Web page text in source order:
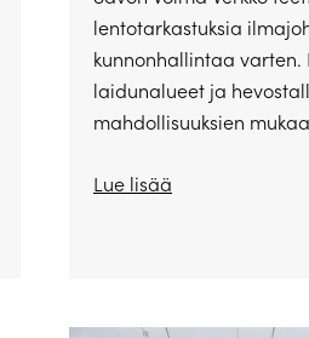
lentotarkastuksia
kunnonhallintaa varten.
laidunalueet ja
mahdollisuuksien
Lue lisää